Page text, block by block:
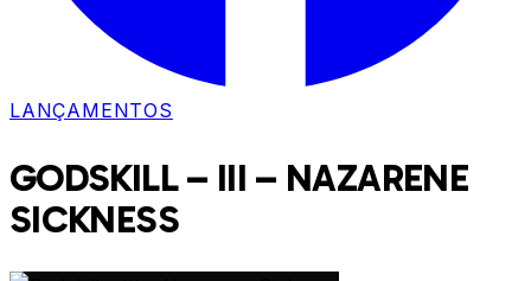
LANÇAMENTOS
GODSKILL – III – NAZARENE
SICKNESS